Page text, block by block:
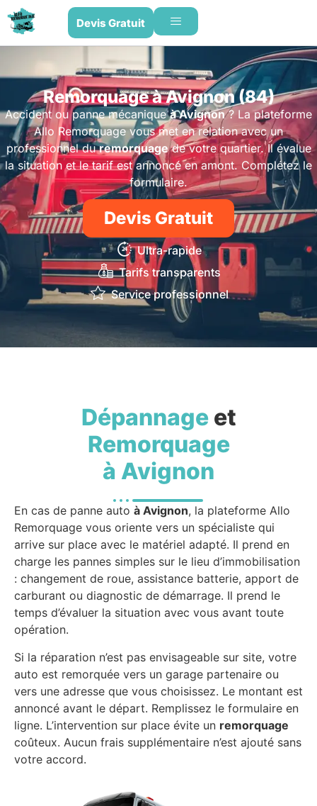
Devis Gratuit
Remorquage à Avignon (84)
Accident ou panne mécaniqueà Avignon? La plateforme
Allo Remorquage vous met en relation avec un
professionnel duremorquagede votre quartier. Il évalue
la situation et le tarif est annoncé en amont. Complétez le
formulaire.
Devis Gratuit
Ultra-rapide
Tarifs transparents
Service professionnel
Dépannageet
Remorquage
à Avignon
En cas de panne auto à Avignon, la plateforme Allo
Remorquage vous oriente vers un spécialiste qui
arrive sur place avec le matériel adapté. Il prend en
charge les pannes simples sur le lieu d’immobilisation
: changement de roue, assistance batterie, apport de
carburant ou diagnostic de démarrage. Il prend le
temps d’évaluer la situation avec vous avant toute
opération.
Si la réparation n’est pas envisageable sur site, votre
auto est remorquée vers un garage partenaire ou
vers une adresse que vous choisissez. Le montant est
annoncé avant le départ. Remplissez le formulaire en
ligne. L’intervention sur place évite un remorquage
coûteux. Aucun frais supplémentaire n’est ajouté sans
votre accord.